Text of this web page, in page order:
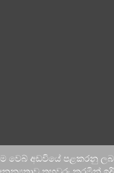
මෙම වෙබ් අඩවියේ